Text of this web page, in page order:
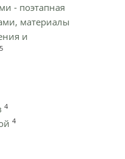
- поэтапная
материалы
и
5
4
4